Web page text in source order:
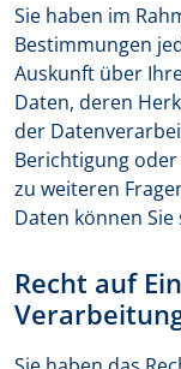
Sie haben im
Bestimmungen
Auskunft über
Daten, deren
der
Berichtigung
zu weiteren
Daten können
Recht auf